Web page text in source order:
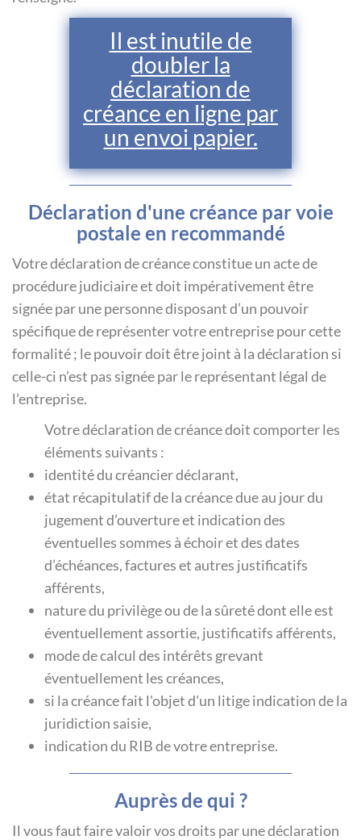
Il est inutile de
doubler la
déclaration de
créance en ligne par
un envoi papier.
Déclaration d'une créance par voie
postale en recommandé
Votre déclaration de créance constitue un acte de
procédure judiciaire et doit impérativement être
signée par une personne disposant d’un pouvoir
spécifique de représenter votre entreprise pour cette
formalité ; le pouvoir doit être joint à la déclaration si
celle-ci n’est pas signée par le représentant légal de
l’entreprise.
Votre déclaration de créance doit comporter les
éléments suivants :
identité du créancier déclarant,
état récapitulatif de la créance due au jour du
jugement d’ouverture et indication des
éventuelles sommes à échoir et des dates
d’échéances, factures et autres justificatifs
afférents,
nature du privilège ou de la sûreté dont elle est
éventuellement assortie, justificatifs afférents,
mode de calcul des intérêts grevant
éventuellement les créances,
si la créance fait l'objet d'un litige indication de la
juridiction saisie,
indication du RIB de votre entreprise.
Auprès de qui ?
Il vous faut faire valoir vos droits par une déclaration